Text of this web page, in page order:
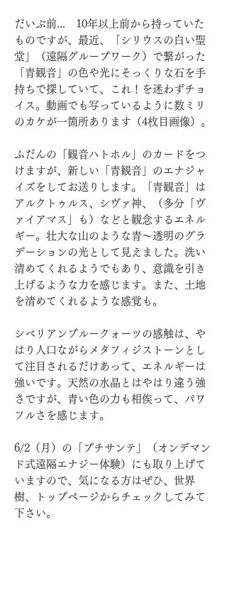
だいぶ前... 10年以上前から持っていた
ものですが、最近、「シリウスの白い聖
堂」（遠隔グループワーク）で繋がった
「青観音」の色や光にそっくりな石を手
持ちで探していて、これ！を迷わずチョ
イス。動画でも写っているように数ミリ
のカケが一箇所あります（4枚目画像）。
ふだんの「観音ハトホル」のカードをつ
けますが、新しい「青観音」のエナジャ
イズをしてお送りします。「青観音」は
アルクトゥルス、シヴァ神、（多分「ヴ
ァイアマス」も）などと観念するエネル
ギー。壮大な山のような青〜透明のグラ
デーションの光として見えました。洗い
清めてくれるようでもあり、意識を引き
上げるような力を感じます。また、土地
を清めてくれるような感覚も。
シベリアンブルークォーツの感触は、や
はり人口ながらメタフィジストーンとし
て注目されるだけあって、エネルギーは
強いです。天然の水晶とはやはり違う強
さですが、青い色の力も相俟って、パワ
フルさを感じます。
6/2（月）の「プチサンテ」（オンデマン
ド式遠隔エナジー体験）にも取り上げて
いますので、気になる方はぜひ、世界
樹、トップページからチェックしてみて
下さい。